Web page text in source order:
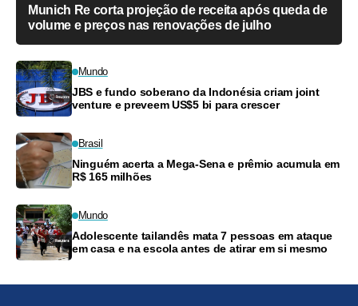
Munich Re corta projeção de receita após queda de
volume e preços nas renovações de julho
Mundo
JBS e fundo soberano da Indonésia criam joint
venture e preveem US$5 bi para crescer
Brasil
Ninguém acerta a Mega-Sena e prêmio acumula em
R$ 165 milhões
Mundo
Adolescente tailandês mata 7 pessoas em ataque
em casa e na escola antes de atirar em si mesmo